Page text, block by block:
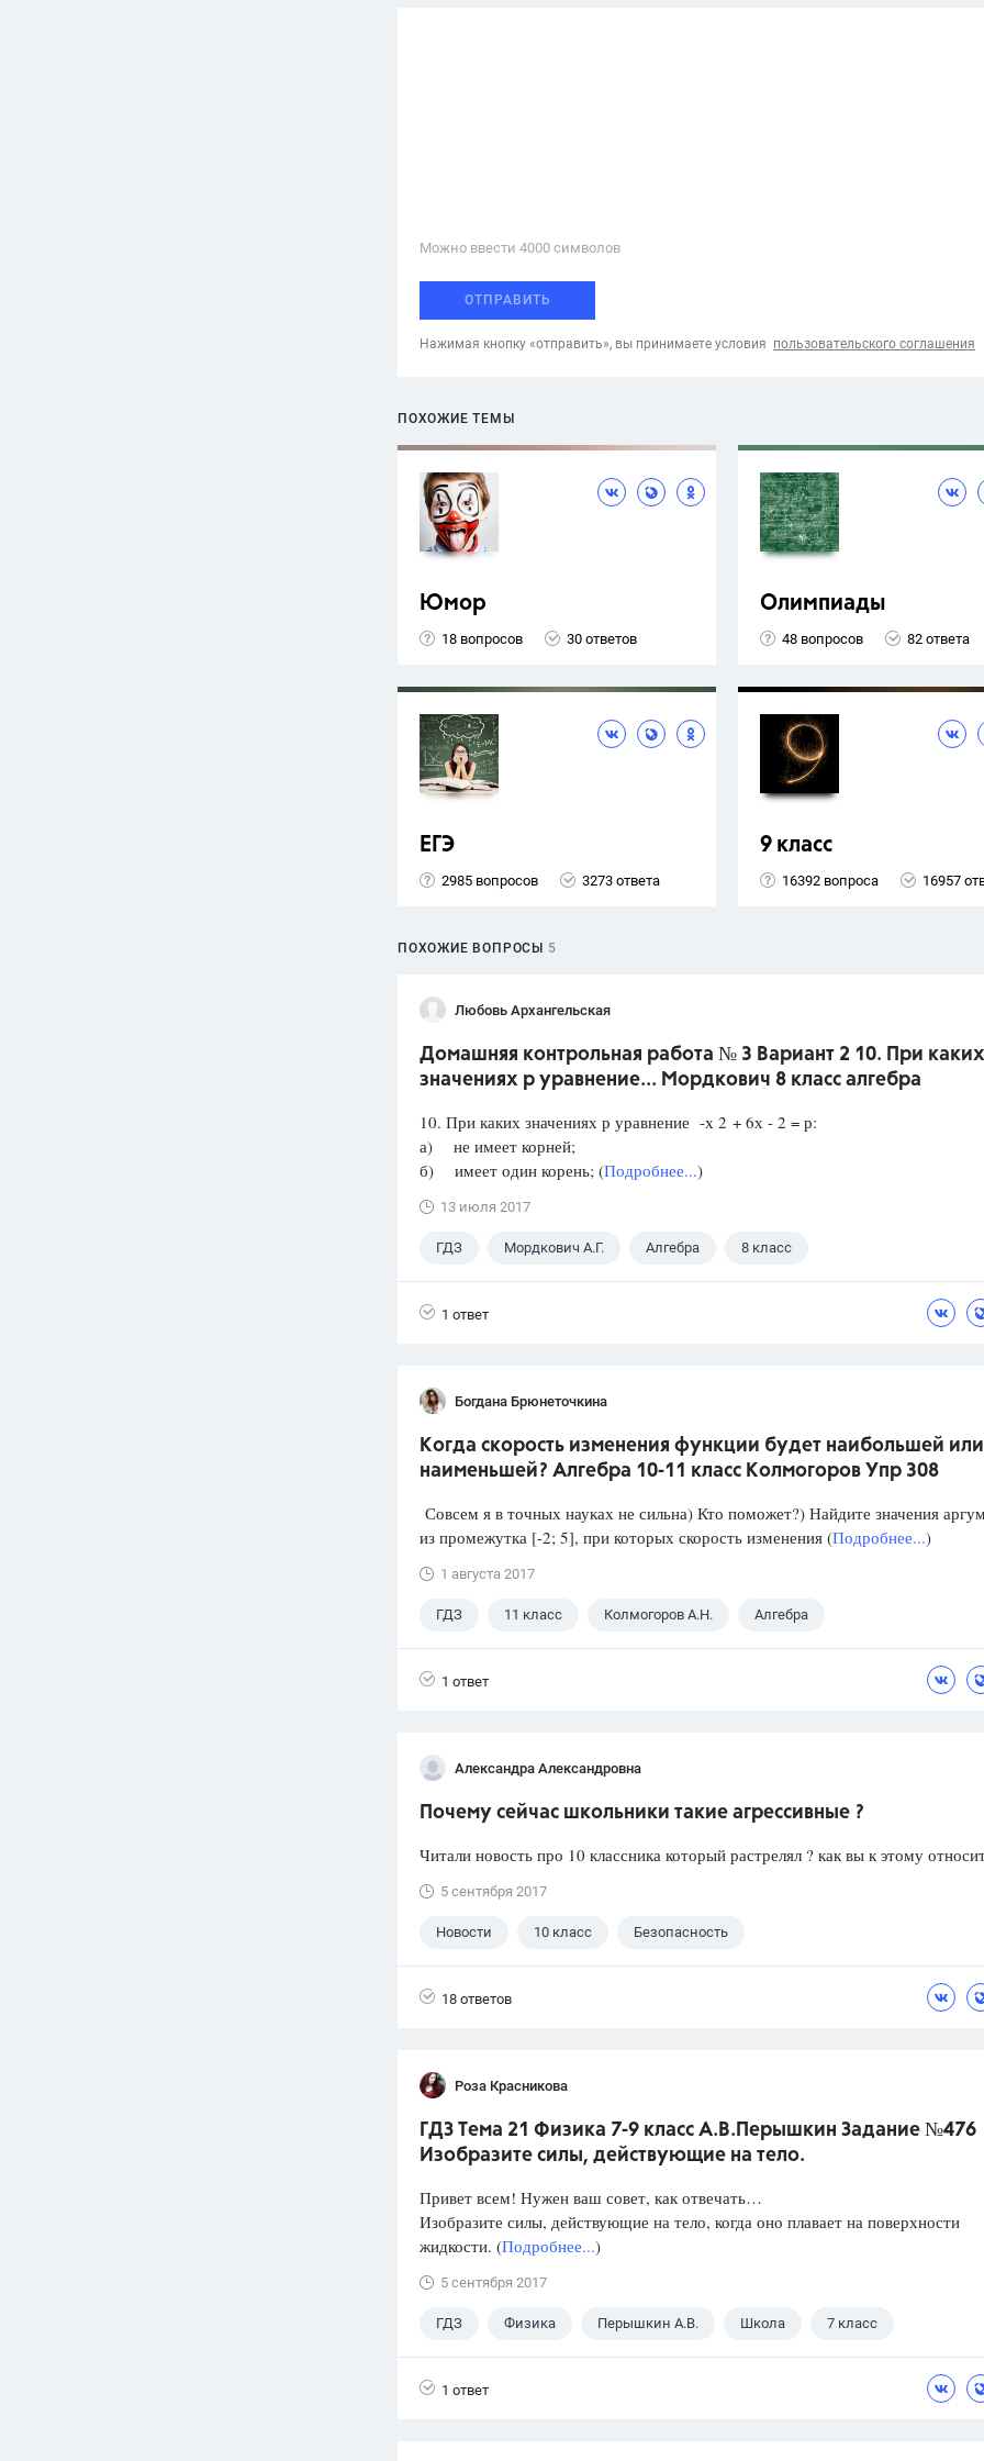
Можно ввести 4000 cимволов
ОТПРАВИТЬ
Нажимая кнопку «отправить», вы принимаете условия пользовательского соглашения
ПОХОЖИЕ ТЕМЫ
Юмор
18 вопросов 30 ответов
Олимпиады
48 вопросов 82 ответа
ЕГЭ
2985 вопросов 3273 ответа
9 класс
16392 вопроса 16957
ПОХОЖИЕ ВОПРОСЫ 5
Любовь Архангельская
Домашняя контрольная работа № 3 Вариант 2 10. При каких
значениях р уравнение... Мордкович 8 класс алгебра
10. При каких значениях р уравнение -х 2 + 6х - 2 = р:
а) не имеет корней;
б) имеет один корень; (Подробнее...)
13 июля 2017
ГДЗ Мордкович А.Г. Алгебра 8 класс
1 ответ
Богдана Брюнеточкина
Когда скорость изменения функции будет наибольшей или
наименьшей? Алгебра 10-11 класс Колмогоров Упр 308
Совсем я в точных науках не сильна) Кто поможет?) Найдите значения
из промежутка [-2; 5], при которых скорость изменения (Подробнее...)
1 августа 2017
ГДЗ 11 класс Колмогоров А.Н. Алгебра
1 ответ
Александра Александровна
Почему сейчас школьники такие агрессивные ?
Читали новость про 10 классника который растрелял ? как вы к этому
5 сентября 2017
Новости 10 класс Безопасность
18 ответов
Роза Красникова
ГДЗ Тема 21 Физика 7-9 класс А.В.Перышкин Задание №476
Изобразите силы, действующие на тело.
Привет всем! Нужен ваш совет, как отвечать…
Изобразите силы, действующие на тело, когда оно плавает на поверхности
жидкости. (Подробнее...)
5 сентября 2017
ГДЗ Физика Перышкин А.В. Школа 7 класс
1 ответ